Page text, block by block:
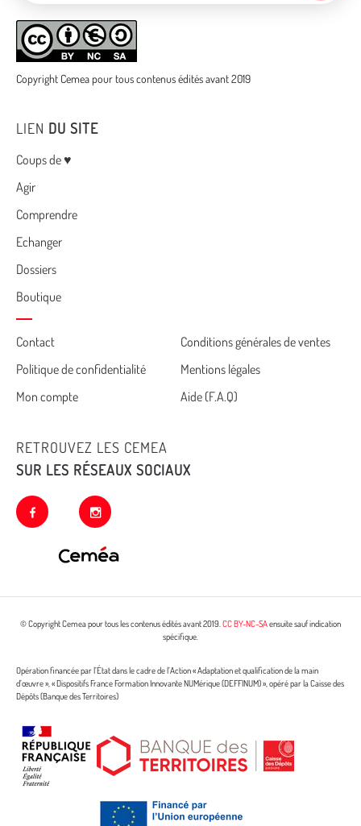
Copyright Cemea pour tous contenus édités avant 2019
LIEN DU SITE
Menu
Coups de ♥
Agir
Comprendre
Echanger
Dossiers
Boutique
Cemea
footer
Contact
Conditions générales de ventes
Politique de confidentialité
Mentions légales
Mon compte
Aide (F.A.Q)
RETROUVEZ LES CEMEA
SUR LES RÉSEAUX SOCIAUX
facebook instagram
© Copyright Cemea pour tous les contenus édités avant 2019.CC BY-NC-SAensuite sauf indication
spécifique.
Opération financée par l’État dans le cadre de l’Action « Adaptation et qualification de la main
d’œuvre », « Dispositifs France Formation Innovante NUMérique (DEFFINUM) », opéré par la Caisse des
Dépôts (Banque des Territoires)